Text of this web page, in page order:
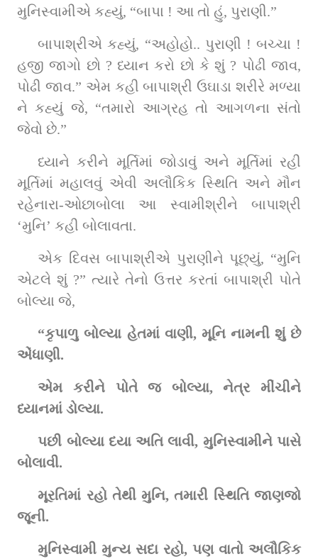
મુનિસ્વામીએ કહ્યું, “બાપા ! આ તો હું, પુરાણી.”
બાપાશ્રીએ કહ્યું, “અહોહો.. પુરાણી ! બચ્ચા !
હજી જાગો છો ? ધ્યાન કરો છો કે શું ? પોઢી જાવ,
પોઢી જાવ.” એમ કહી બાપાશ્રી ઉઘાડા શરીરે મળ્યા
ને કહ્યું જે, “તમારો આગ્રહ તો આગળના સંતો
જેવો છે.”
ધ્યાને કરીને મૂર્તિમાં જોડાવું અને મૂર્તિમાં રહી
મૂર્તિમાં મહાલવું એવી અલૌકિક સ્થિતિ અને મૌન
રહેનારા-ઓછાબોલા આ સ્વામીશ્રીને બાપાશ્રી
‘મુનિ’ કહી બોલાવતા.
એક દિવસ બાપાશ્રીએ પુરાણીને પૂછ્યું, “મુનિ
એટલે શું ?” ત્યારે તેનો ઉત્તર કરતાં બાપાશ્રી પોતે
બોલ્યા જે,
“કૃપાળુ બોલ્યા હેતમાં વાણી, મૂનિ નામની શું છે
એંધાણી.
એમ કરીને પોતે જ બોલ્યા, નેત્ર મીંચીને
ધ્યાનમાં ડોલ્યા.
પછી બોલ્યા દયા અતિ લાવી, મુનિસ્વામીને પાસે
બોલાવી.
મૂરતિમાં રહો તેથી મુનિ, તમારી સ્થિતિ જાણજો
જૂની.
મુનિસ્વામી મુન્ય સદા રહો, પણ વાતો અલૌકિક